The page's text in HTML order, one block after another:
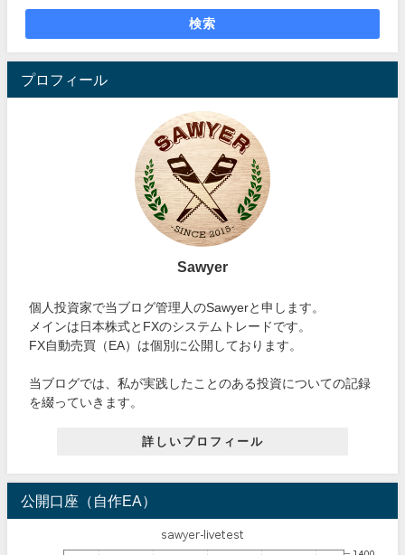
検索
プロフィール
Sawyer
個人投資家で当ブログ管理人のSawyerと申します。
メインは日本株式とFXのシステムトレードです。
FX自動売買（EA）は個別に公開しております。
当ブログでは、私が実践したことのある投資についての記録
を綴っていきます。
詳しいプロフィール
公開口座（自作EA）